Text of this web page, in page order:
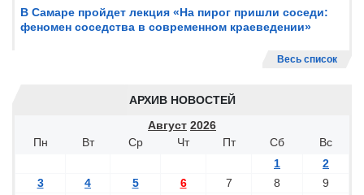
В Самаре пройдет лекция «На пирог пришли соседи:
феномен соседства в современном краеведении»
Весь список
АРХИВ НОВОСТЕЙ
Август 2026
Пн
Вт Ср Чт Пт Сб
Вс
1
2
3
4 5 6 7 8
9